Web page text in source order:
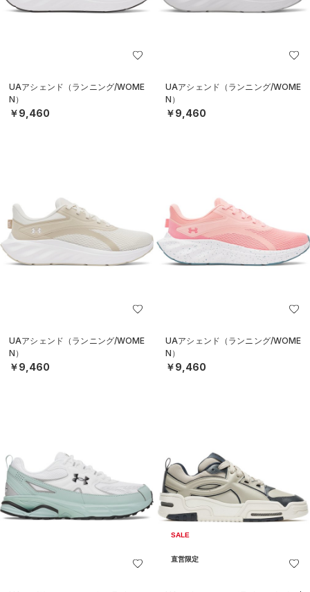
UAアシェンド（ランニング/WOME
N）
￥9,460
UAアシェンド（ランニング/WOME
N）
￥9,460
UAアシェンド（ランニング/WOME
N）
￥9,460
UAアシェンド（ランニング/WOME
N）
￥9,460
SALE
直営限定